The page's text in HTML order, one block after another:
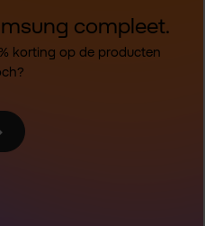
compleet.
korting op de producten